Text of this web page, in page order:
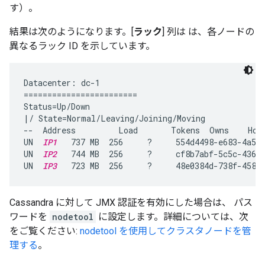
す）。
結果は次のようになります。[ラック] 列は は、各ノードの
異なるラック ID を示しています。
Datacenter: dc-1
========================
Status=Up/Down
|/ State=Normal/Leaving/Joining/Moving
--  Address         Load       Tokens  Owns
UN IP1
737 MB  256     ?     554d4498-e683-
UN IP2
744 MB  256     ?     cf8b7abf-5c5c-
UN IP3
723 MB  256     ?     48e0384d-738f-
Cassandra に対して JMX 認証を有効にした場合は、 パス
ワードを nodetool に設定します。詳細については、次
をご覧ください: nodetool を使用してクラスタノードを管
理する。